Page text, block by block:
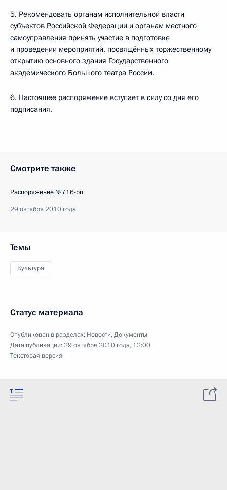
5. Рекомендовать органам исполнительной власти
субъектов Российской Федерации и органам местного
самоуправления принять участие в подготовке
и проведении мероприятий, посвящённых торжественному
открытию основного здания Государственного
академического Большого театра России.
6. Настоящее распоряжение вступает в силу со дня его
подписания.
Смотрите также
Распоряжение №716-рп
29 октября 2010 года
Темы
Культура
Статус материала
Опубликован в разделах: Новости,Документы
Дата публикации:29 октября 2010 года, 12:00
Текстовая версия